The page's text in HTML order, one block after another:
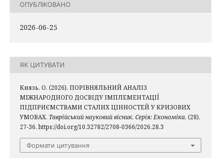
ОПУБЛІКОВАНО
2026-06-25
ЯК ЦИТУВАТИ
Князь, О. (2026). ПОРІВНЯЛЬНИЙ АНАЛІЗ
МІЖНАРОДНОГО ДОСВІДУ ІМПЛЕМЕНТАЦІЇ
ПІДПРИЄМСТВАМИ СТАЛИХ ЦІННОСТЕЙ У КРИЗОВИХ
УМОВАХ. Таврійський науковий вісник. Серія: Економіка, (28),
27-36. https://doi.org/10.32782/2708-0366/2026.28.3
Формати цитування